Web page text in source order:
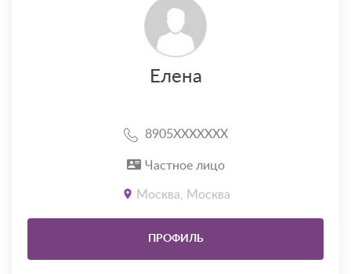
Елена
8905XXXXXXX
Частное лицо
Москва, Москва
ПРОФИЛЬ